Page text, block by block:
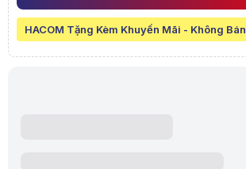
📌
Sản phẩm đã ngừng kinh doanh
HACOM Tặng Kèm Khuyến Mãi - Không Bán